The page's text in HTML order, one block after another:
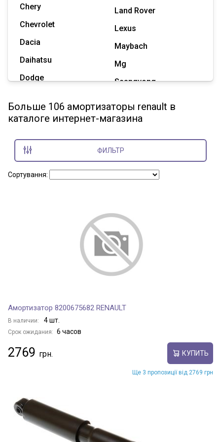
Chery
Chevrolet
Dacia
Daihatsu
Dodge
Great Wall
Hummer
Land Rover
Lexus
Maybach
Mg
Ssangyong
Tesla
Показать все марки
Больше 106 амортизаторы renault в
каталоге интернет-магазина
ФИЛЬТР
Сортування:
Амортизатор 8200675682 RENAULT
В наличии: 4 шт.
Срок ожидания: 6 часов
2769 КУПИТЬ
Ще 3 пропозиції від 2769 грн